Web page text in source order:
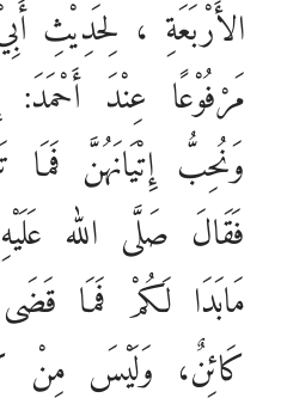
الأَرْبَعَةِ ، لِحَدِيْثِ
مَرْفُوْعًا عِنْدَ أَحْمَدَ:
وَنُحِبُّ إِتْيَانَهُنَّ
فَقَالَ صَلَّى الله
مَابَدَا لَكُمْ فَمَا قَضَى
كَائِنٌ، وَلَيْسَ مِنْ